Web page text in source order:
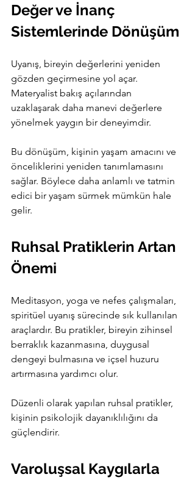
Değer ve İnanç
Sistemlerinde Dönüşüm
Uyanış, bireyin değerlerini yeniden
gözden geçirmesine yol açar.
Materyalist bakış açılarından
uzaklaşarak daha manevi değerlere
yönelmek yaygın bir deneyimdir.
Bu dönüşüm, kişinin yaşam amacını ve
önceliklerini yeniden tanımlamasını
sağlar. Böylece daha anlamlı ve tatmin
edici bir yaşam sürmek mümkün hale
gelir.
Ruhsal Pratiklerin Artan
Önemi
Meditasyon, yoga ve nefes çalışmaları,
spiritüel uyanış sürecinde sık kullanılan
araçlardır. Bu pratikler, bireyin zihinsel
berraklık kazanmasına, duygusal
dengeyi bulmasına ve içsel huzuru
artırmasına yardımcı olur.
Düzenli olarak yapılan ruhsal pratikler,
kişinin psikolojik dayanıklılığını da
güçlendirir.
Varoluşsal Kaygılarla